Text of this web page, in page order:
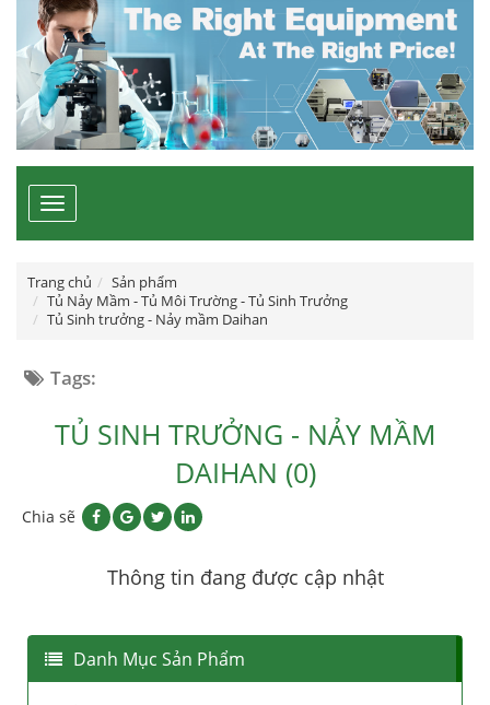
Toggle
navigation
Trang chủ
Sản phẩm
Tủ Nảy Mầm - Tủ Môi Trường - Tủ Sinh Trưởng
Tủ Sinh trưởng - Nảy mầm Daihan
Tags:
TỦ SINH TRƯỞNG - NẢY MẦM
DAIHAN (0)
Chia sẽ
Thông tin đang được cập nhật
Danh Mục Sản Phẩm